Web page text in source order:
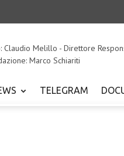
Claudio Melillo - Direttore
Marco Schiariti
TELEGRAM